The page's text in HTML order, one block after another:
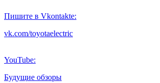
Пишите в Vkontakte:
vk.com/toyotaelectric
YouTube:
Будущие обзоры